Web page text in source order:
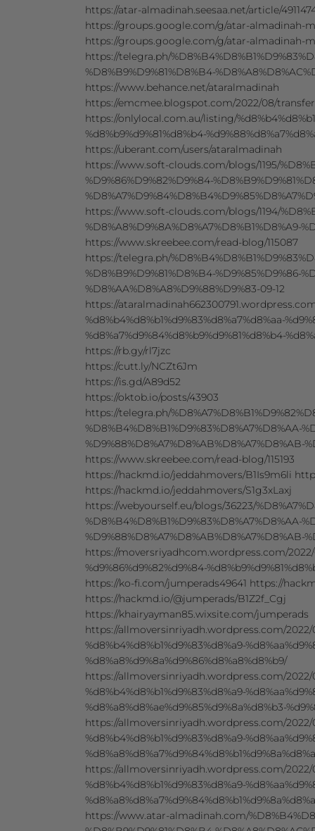
https://atar-almadinah.seesaa.net/article/
https://groups.google.com/g/atar-almadinah-
https://groups.google.com/g/atar-almadinah-
https://telegra.ph/
%D8%B9%D9%81%D8%B4-
https://www.behance.net/ataralmadinah
https://emcmee.blogspot.com/2022/08/
https://onlylocal.com.au/listing/
%d8%b9%d9%81%d8%b4-
https://uberant.com/users/ataralmadinah
https://www.soft-clouds.com/blogs/1195/
%D9%86%D9%82%D9%84-
https://www.soft-clouds.com/blogs/1194/
%D8%A8%D9%8A%D8%A7%D8%B1%D8%A9-
https://www.skreebee.com/read-blog/115087
https://telegra.ph/
%D8%B9%D9%81%D8%B4-%D9%85%D9%86-
%D8%AA%D8%A8%D9%88%D9%83-09-12
https://
%d8%b4%d8%b1%d9%83%d8%a7%d8%aa-
%d8%a7%d9%84%d8%b9%d9%81%d8%b4-
https://rb.gy/rl7jzc
https://cutt.ly/NCZt6Jm
https://is.gd/A89d52
https://oktob.io/posts/43903
https://telegra.ph/
%D8%B4%D8%B1%D9%83%D8%A7%D8%AA-
%D9%88%D8%A7%D8%AB%D8%A7%D8%AB-
https://www.skreebee.com/read-blog/115193
https://hackmd.io/jeddahmovers/B1Is9m6li
https://hackmd.io/jeddahmovers/S1g3xLaxj
https://webyourself.eu/blogs/36223/
%D8%B4%D8%B1%D9%83%D8%A7%D8%AA-
%D9%88%D8%A7%D8%AB%D8%A7%D8%AB-
https://moversriyadhcom.wordpress.com/2022/
%d9%86%d9%82%d9%84-
https://ko-fi.com/jumperads49641 https://
https://hackmd.io/@jumperads/B1Z2f_Cgj
https://khairyayman85.wixsite.com/jumperads
https://allmoversinriyadh.wordpress.com/2022/
%d8%b4%d8%b1%d9%83%d8%a9-
%d8%a8%d9%8a%d9%86%d8%a8%d8%b9/
https://allmoversinriyadh.wordpress.com/2022/
%d8%b4%d8%b1%d9%83%d8%a9-
%d8%a8%d8%ae%d9%85%d9%8a%d8%b3-
https://allmoversinriyadh.wordpress.com/2022/
%d8%b4%d8%b1%d9%83%d8%a9-
https://allmoversinriyadh.wordpress.com/2022/
%d8%b4%d8%b1%d9%83%d8%a9-
https://www.atar-almadinah.com/